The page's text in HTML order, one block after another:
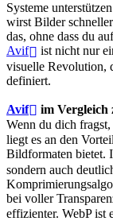
Systeme
wirst Bilder
das, ohne dass du
Avif
ist nicht nur
visuelle Revolution,
definiert.
Avif
im Vergleich
Wenn du dich
liegt es an den
Bildformaten bietet.
sondern auch
bei voller
effizienter. WebP ist